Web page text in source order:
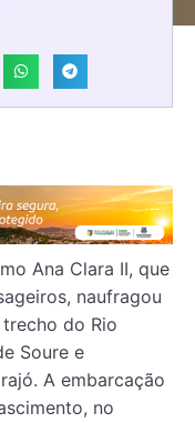
Ana Clara II, que
naufragou
do Rio
Soure e
A embarcação
no